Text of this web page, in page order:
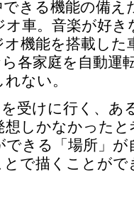
きる機能の備え
オ車。音楽が好
機能を搭載した
各家庭を自動運
ない。
受けに行く、あ
しかなかった
きる「場所」
で描くことがで